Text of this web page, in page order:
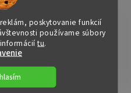
poskytovanie funkcií
používame súbory
tu.
DO KOŠÍKA